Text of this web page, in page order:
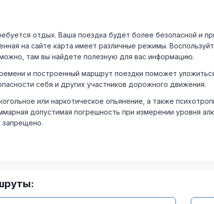
отдых. Ваша поездка будет более безопасной и
на сайте карта имеет различные режимы.
там вы найдете полезную для вас информацию.
и построенный маршрут поездки поможет
себя и других участников дорожного движения.
или наркотическое опьянение, а также
допустимая погрешность при измерении уровня
запрещено.